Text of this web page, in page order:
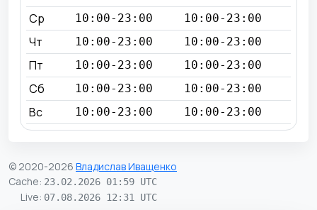
Ср 10:00-23:00 10:00-23:00
Чт 10:00-23:00 10:00-23:00
Пт 10:00-23:00 10:00-23:00
Сб 10:00-23:00 10:00-23:00
Вс 10:00-23:00 10:00-23:00
© 2020-2026 Владислав Иващенко
Cache: 23.02.2026 01:59 UTC
Live: 07.08.2026 12:31 UTC